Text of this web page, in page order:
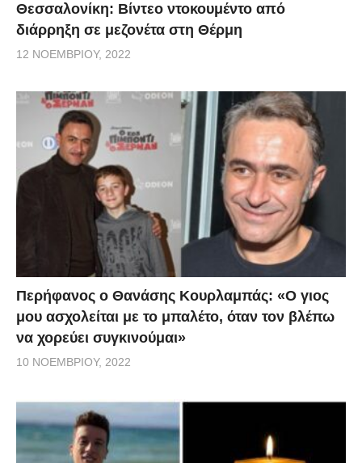
Θεσσαλονίκη: Βίντεο ντοκουμέντο από
διάρρηξη σε μεζονέτα στη Θέρμη
12 ΝΟΕΜΒΡΊΟΥ, 2022
Περήφανος ο Θανάσης Κουρλαμπάς: «Ο γιος
μου ασχολείται με το μπαλέτο, όταν τον βλέπω
να χορεύει συγκινούμαι»
10 ΝΟΕΜΒΡΊΟΥ, 2022